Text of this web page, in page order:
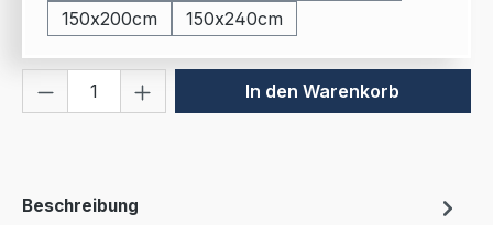
150x200cm
150x240cm
Produkt Anzahl: Gib denIn den Warenkorb
Beschreibung